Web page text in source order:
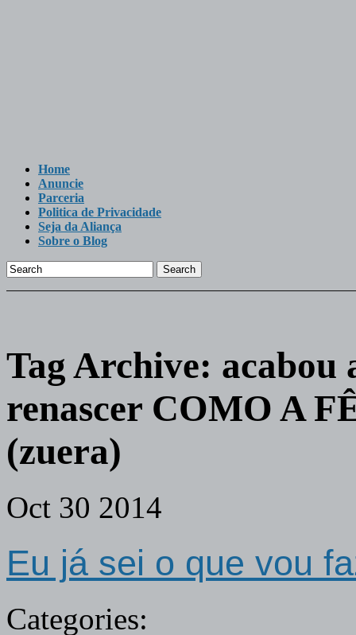
Home
Anuncie
Parceria
Politica de Privacidade
Seja da Aliança
Sobre o Blog
Search
Tag Archive: acabou
renascer COMO A
(zuera)
Oct 30 2014
Eu já sei o que vou
Categories: